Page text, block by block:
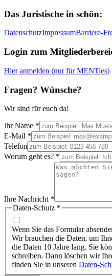
Das Juristische in schön:
DatenschutzImpressumBarriere-
Login zum
Hier anmelden (nur für MENTies)
Fragen? Wünsche?
Wir sind für euch da!
Ihr Name *
E-Mail *
Telefon
Worum geht es? *
Ihre Nachricht *
Daten-Schutz *
Wenn Sie das Formular
Wir brauchen die Daten, um
die Daten 10 Jahre lang. Sie
schreiben. Dann löschen wir
finden Sie in unseren Daten-